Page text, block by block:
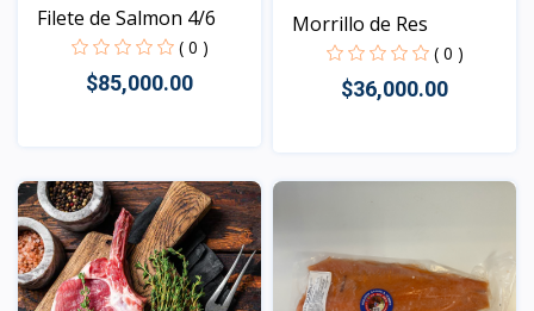
Filete de Salmon 4/6
( 0 )
$85,000.00
Morrillo de Res
( 0 )
$36,000.00
Vista